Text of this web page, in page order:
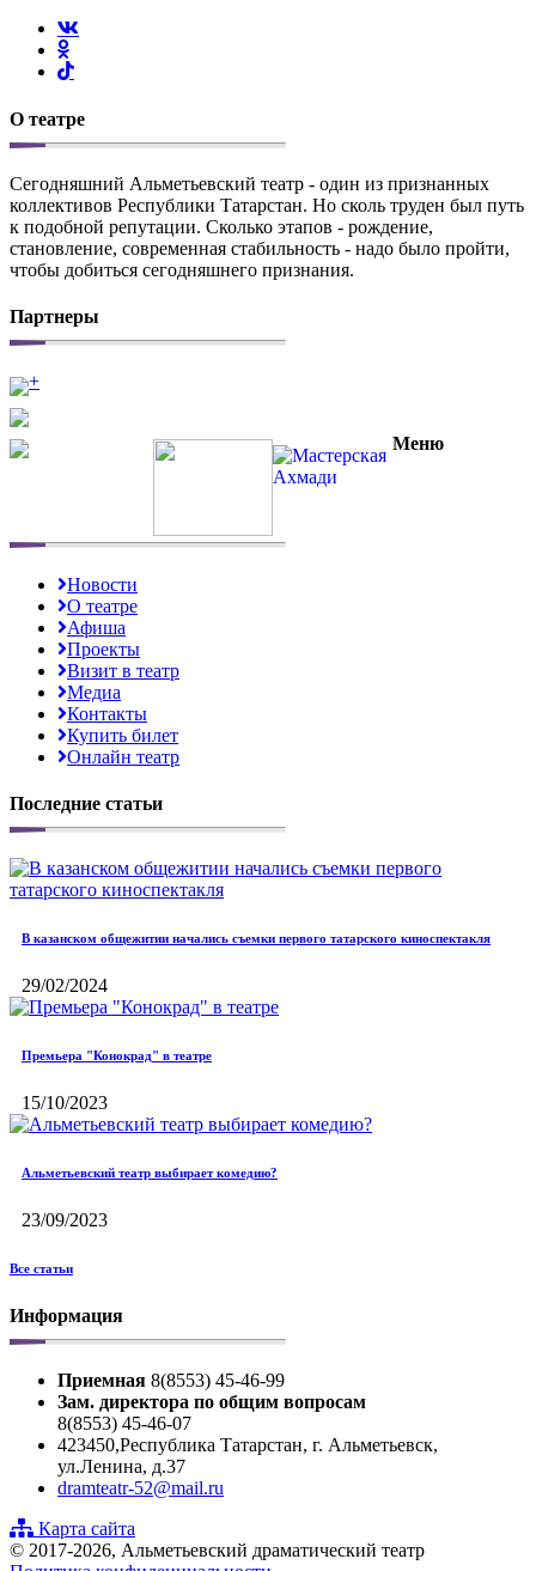
О театре
Сегодняшний Альметьевский театр - один из признанных
коллективов Республики Татарстан. Но сколь труден был путь
к подобной репутации. Сколько этапов - рождение,
становление, современная стабильность - надо было пройти,
чтобы добиться сегодняшнего признания.
Партнеры
+
Меню
Новости
О театре
Афиша
Проекты
Визит в театр
Медиа
Контакты
Купить билет
Онлайн театр
Последние статьи
В казанском общежитии начались съемки первого татарского киноспектакля
29/02/2024
Премьера "Конокрад" в театре
15/10/2023
Альметьевский театр выбирает комедию?
23/09/2023
Все статьи
Информация
Приемная 8(8553) 45-46-99
Зам. директора по общим вопросам
8(8553) 45-46-07
423450,Республика Татарстан, г. Альметьевск,
ул.Ленина, д.37
dramteatr-52@mail.ru
Карта сайта
© 2017-2026, Альметьевский драматический театр